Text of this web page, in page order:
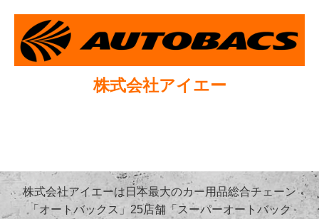
株式会社アイエー
株式会社アイエーは日本最大のカー用品総合チェーン
「オートバックス」25店舗「スーパーオートバック